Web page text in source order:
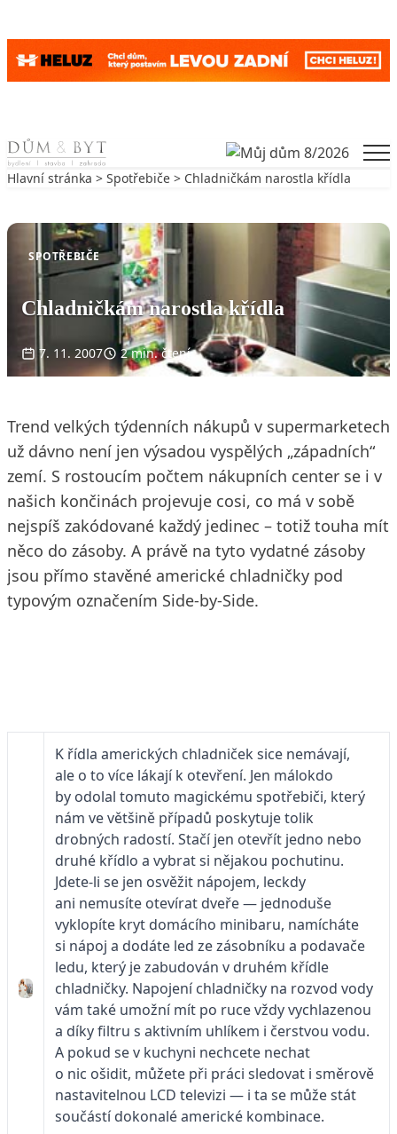
Skip to content
Hlavní stránka > Spotřebiče > Chladničkám narostla křídla
SPOTŘEBIČE
Chladničkám narostla křídla
7. 11. 2007 2 min. čtení
Trend velkých týdenních nákupů v supermarketech
už dávno není jen výsadou vyspělých „západních“
zemí. S rostoucím počtem nákupních center se i v
našich končinách projevuje cosi, co má v sobě
nejspíš zakódované každý jedinec – totiž touha mít
něco do zásoby. A právě na tyto vydatné zásoby
jsou přímo stavěné americké chladničky pod
typovým označením Side-by-Side.
K řídla amerických chladniček sice nemávají,
ale o to více lákají k otevření. Jen málokdo
by odolal tomuto magickému spotřebiči, který
nám ve většině případů poskytuje tolik
drobných radostí. Stačí jen otevřít jedno nebo
druhé křídlo a vybrat si nějakou pochutinu.
Jdete-li se jen osvěžit nápojem, leckdy
ani nemusíte otevírat dveře — jednoduše
vyklopíte kryt domácího minibaru, namícháte
si nápoj a dodáte led ze zásobníku a podavače
ledu, který je zabudován v druhém křídle
chladničky. Napojení chladničky na rozvod vody
vám také umožní mít po ruce vždy vychlazenou
a díky filtru s aktivním uhlíkem i čerstvou vodu.
A pokud se v kuchyni nechcete nechat
o nic ošidit, můžete při práci sledovat i směrově
nastavitelnou LCD televizi — i ta se může stát
součástí dokonalé americké kombinace.